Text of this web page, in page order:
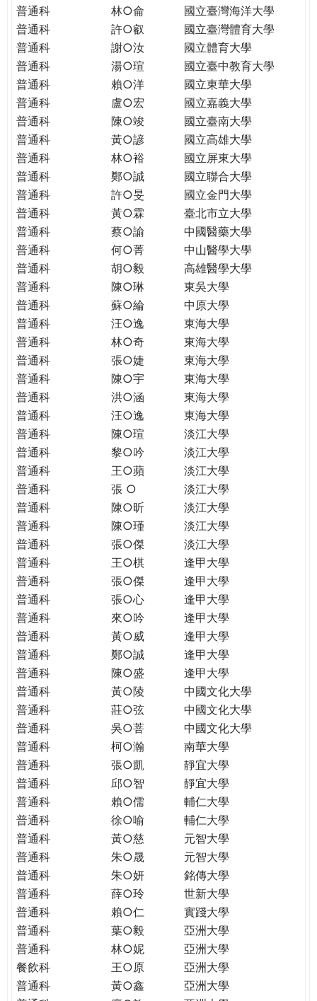
民。
WAGOR
TODAY
THE
WORLD
TOMORROW
PUTTING
YOU
THE
PATH
GLOBAL
CITIZENSHIP
普通科
林○侖
國立臺灣海洋大學
普通科
許○叡
國立臺灣體育大學
普通科
謝○汝
國立體育大學
普通科
湯○瑄
國立臺中教育大學
普通科
賴○洋
國立東華大學
普通科
盧○宏
國立嘉義大學
普通科
陳○竣
國立臺南大學
普通科
黃○諺
國立高雄大學
普通科
林○裕
國立屏東大學
普通科
鄭○誠
國立聯合大學
普通科
許○旻
國立金門大學
普通科
黃○霖
臺北市立大學
普通科
蔡○諭
中國醫藥大學
普通科
何○菁
中山醫學大學
普通科
胡○毅
高雄醫學大學
普通科
陳○琳
東吳大學
普通科
蘇○綸
中原大學
普通科
汪○逸
東海大學
普通科
林○奇
東海大學
普通科
張○婕
東海大學
普通科
陳○宇
東海大學
普通科
洪○涵
東海大學
普通科
汪○逸
東海大學
普通科
陳○瑄
淡江大學
普通科
黎○吟
淡江大學
普通科
王○蘋
淡江大學
普通科
張 ○
淡江大學
普通科
陳○昕
淡江大學
普通科
陳○瑾
淡江大學
普通科
張○傑
淡江大學
普通科
王○棋
逢甲大學
普通科
張○傑
逢甲大學
普通科
張○心
逢甲大學
普通科
來○吟
逢甲大學
普通科
黃○威
逢甲大學
普通科
鄭○誠
逢甲大學
普通科
陳○盛
逢甲大學
普通科
黃○陵
中國文化大學
普通科
莊○弦
中國文化大學
普通科
吳○菩
中國文化大學
普通科
柯○瀚
南華大學
普通科
張○凱
靜宜大學
普通科
邱○智
靜宜大學
普通科
賴○儒
輔仁大學
普通科
徐○喻
輔仁大學
普通科
黃○慈
元智大學
普通科
朱○晟
元智大學
普通科
朱○妍
銘傳大學
普通科
薛○玲
世新大學
普通科
賴○仁
實踐大學
普通科
葉○毅
亞洲大學
普通科
林○妮
亞洲大學
餐飲科
王○原
亞洲大學
普通科
黃○鑫
亞洲大學